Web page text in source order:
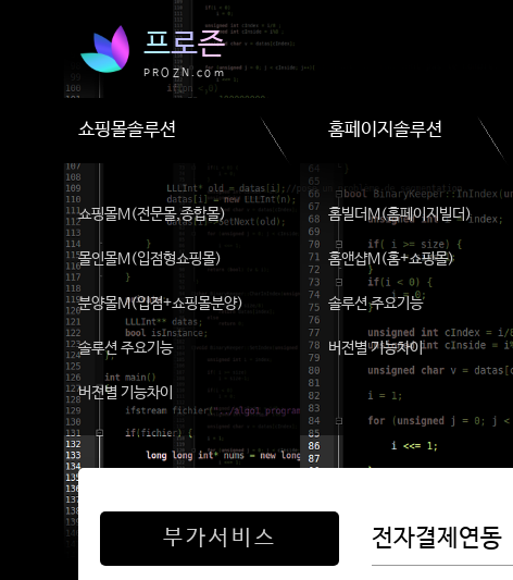
프로즌
PROZN.com
쇼핑몰솔루션
쇼핑몰M(전문몰,종합몰)
몰인몰M(입점형쇼핑몰)
분양몰M(입점+쇼핑몰분양)
솔루션 주요기능
버전별 기능차이
홈페이지솔루션
홈빌더M(홈페이지빌더)
홈앤샵M(홈+쇼핑몰)
솔루션 주요기능
버전별 기능차이
부가서비스 전자결제연동